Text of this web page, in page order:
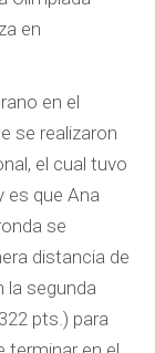
en
en el
se realizaron
el cual tuvo
es que Ana
se
distancia de
la segunda
pts.) para